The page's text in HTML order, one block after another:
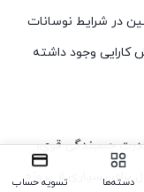
در شرایط نوسانات
کارایی وجود داشته
قدرت چسبندگی قوی،
بسیاری از پروژهدسته‌ها
تسویه حساب